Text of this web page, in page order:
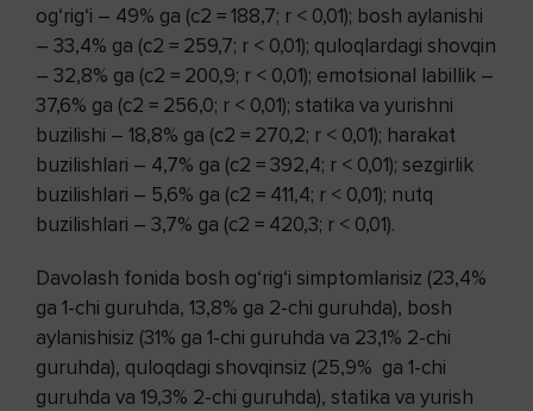
og‘rig‘i – 49% ga (c2 = 188,7; r < 0,01); bosh aylanishi
– 33,4% ga (c2 = 259,7; r < 0,01); quloqlardagi shovqin
– 32,8% ga (c2 = 200,9; r < 0,01); emotsional labillik –
37,6% ga (c2 = 256,0; r < 0,01); statika va yurishni
buzilishi – 18,8% ga (c2 = 270,2; r < 0,01); harakat
buzilishlari – 4,7% ga (c2 = 392,4; r < 0,01); sezgirlik
buzilishlari – 5,6% ga (c2 = 411,4; r < 0,01); nutq
buzilishlari – 3,7% ga (c2 = 420,3; r < 0,01).
Davolash fonida bosh og‘rig‘i simptomlarisiz (23,4%
ga 1-chi guruhda, 13,8% ga 2-chi guruhda), bosh
aylanishisiz (31% ga 1-chi guruhda va 23,1% 2-chi
guruhda), quloqdagi shovqinsiz (25,9% ga 1-chi
guruhda va 19,3% 2-chi guruhda), statika va yurish